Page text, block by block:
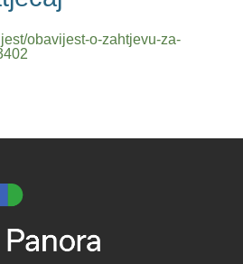
obavijest-o-zahtjevu-za-